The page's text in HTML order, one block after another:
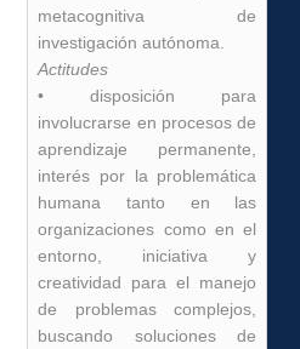
metacognitiva de
investigación autónoma.
Actitudes
• disposición para
involucrarse en procesos de
aprendizaje permanente,
interés por la problemática
humana tanto en las
organizaciones como en el
entorno, iniciativa y
creatividad para el manejo
de problemas complejos,
buscando soluciones de